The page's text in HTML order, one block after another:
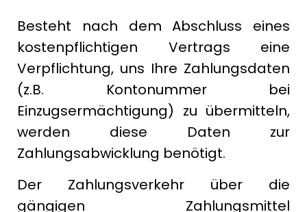
Besteht nach dem Abschluss eines
kostenpflichtigen Vertrags eine
Verpflichtung, uns Ihre Zahlungsdaten
(z.B. Kontonummer bei
Einzugsermächtigung) zu übermitteln,
werden diese Daten zur
Zahlungsabwicklung benötigt.
Der Zahlungsverkehr über die
gängigen Zahlungsmittel